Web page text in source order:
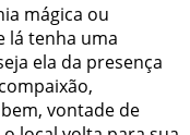
mágica ou
lá tenha uma
ela da presença
vontade de